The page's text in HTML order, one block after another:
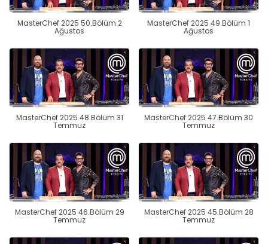
MasterChef 2025 50.Bölüm 2
Ağustos
MasterChef 2025 49.Bölüm 1
Ağustos
MasterChef 2025 48.Bölüm 31
Temmuz
MasterChef 2025 47.Bölüm 30
Temmuz
MasterChef 2025 46.Bölüm 29
Temmuz
MasterChef 2025 45.Bölüm 28
Temmuz